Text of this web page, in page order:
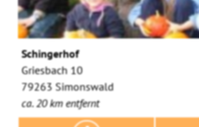
Schingerhof
Griesbach 10
79263 Simonswald
ca. 20 km entfernt